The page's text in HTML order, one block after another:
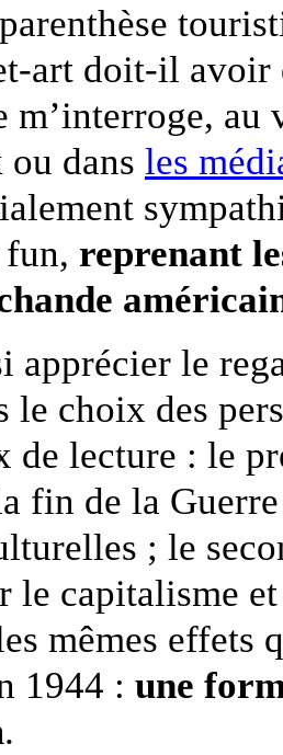
art doit-il avoir
m’interroge,
dans les
reprenant
apprécier le
le choix des
de lecture : le
fin de la
; le
le capitalisme
mêmes effets
1944 : une
.